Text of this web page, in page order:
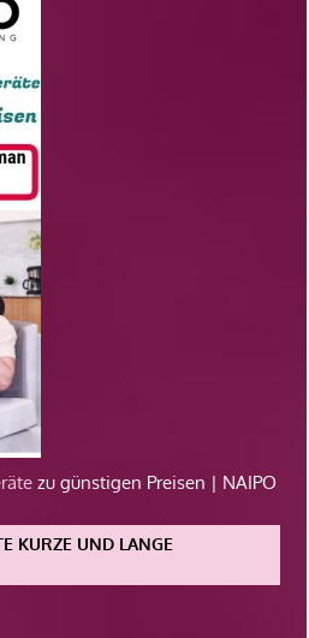
zu günstigen Preisen | NAIPO
KURZE UND LANGE